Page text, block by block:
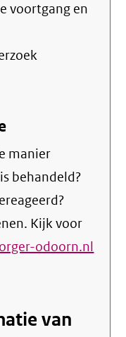
voortgang en
manier
behandeld?
Kijk voor
odoorn.nl
van